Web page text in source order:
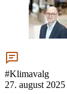
#Klimavalg
27. august 2025